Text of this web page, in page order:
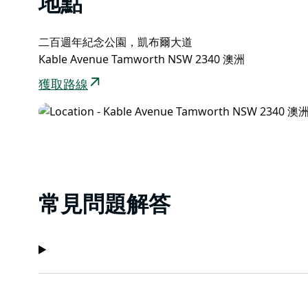
二百週年紀念公園，凱布爾大道
Kable Avenue Tamworth NSW 2340 澳洲
獲取路線
常見問題解答